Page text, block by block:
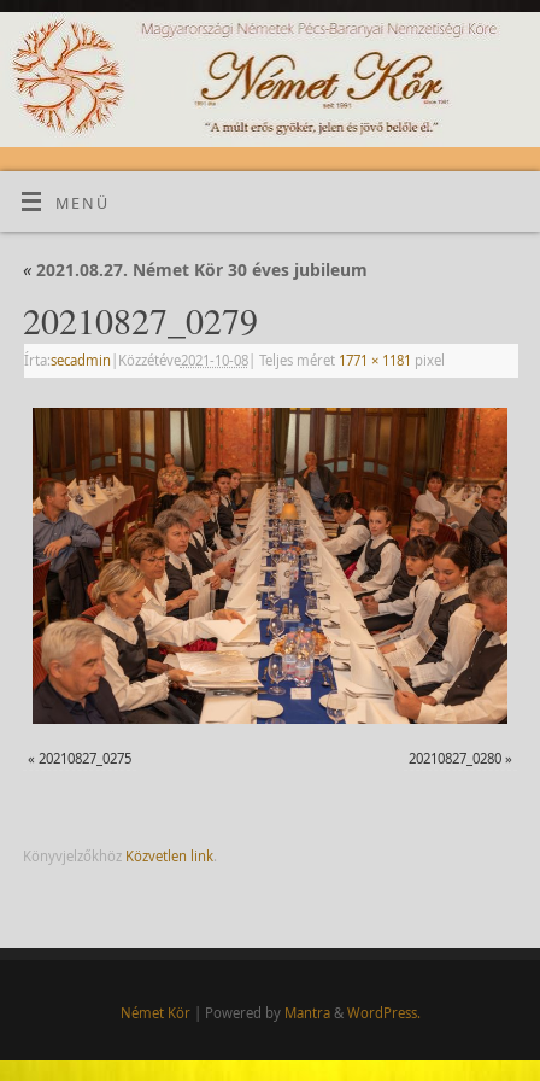
MENÜ
«2021.08.27. Német Kör 30 éves jubileum
20210827_0279
Írta:secadmin | Közzétéve2021-10-08| Teljes méret 1771 × 1181 pixel
« 20210827_0275 20210827_0280 »
Könyvjelzőkhöz Közvetlen link.
Német Kör| Powered by Mantra& WordPress.